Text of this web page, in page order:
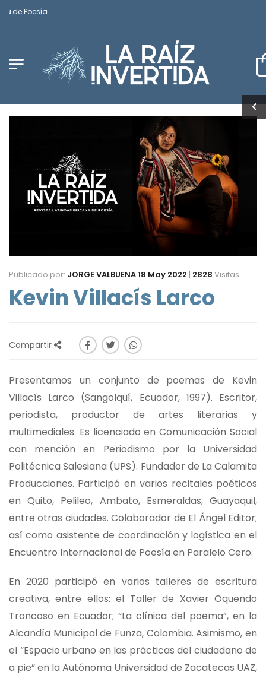
Poesía
Publicado por: JORGE VALBUENA18 May 2022 | 2828 Visitas
Kevin Villacís Larco
Compartir
Presentamos un conjunto de poemas de Kevin
Villacís Larco (Sangolquí, Ecuador, 1997). Escritor,
periodista, productor de artes literarias y
multimediales. Es licenciado en Comunicación Social
con mención en Periodismo por la Universidad
Politécnica Salesiana (UPS). Fundador de La Calamita
Producciones. Participó en varios recitales poéticos
en Quito, Pelileo, Ambato, Esmeraldas, Guayaquil,
entre otras ciudades. Colaborador de El Ángel Editor;
así como asistente de coordinación y logística en el
Encuentro Internacional de Poesía en Paralelo Cero.
En 2020 participó en varios talleres de escritura
creativa, entre ellos: el Taller de Xavier Oquendo
Troncoso en Ecuador; “La clínica del poema”, en la
Alcandía Municipal de Funza, Colombia. Asimismo, en
el “Espacio urbano en las prácticas del ciudadano de
a pie” en la Autónoma Universidad de Zacatecas UAZ,